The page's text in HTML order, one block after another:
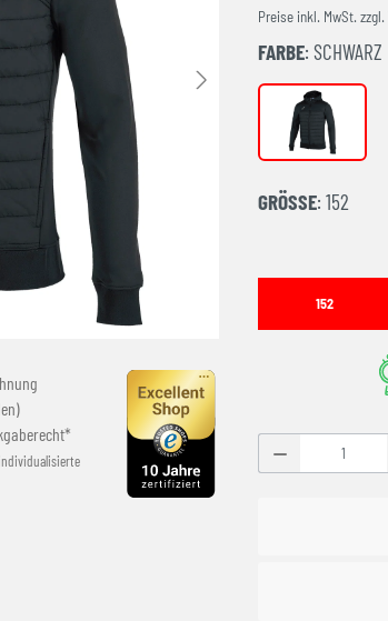
Preise inkl. MwSt.
FARBE: SCHWARZ
schwarz
GRÖSSE : 152
152
Produkt